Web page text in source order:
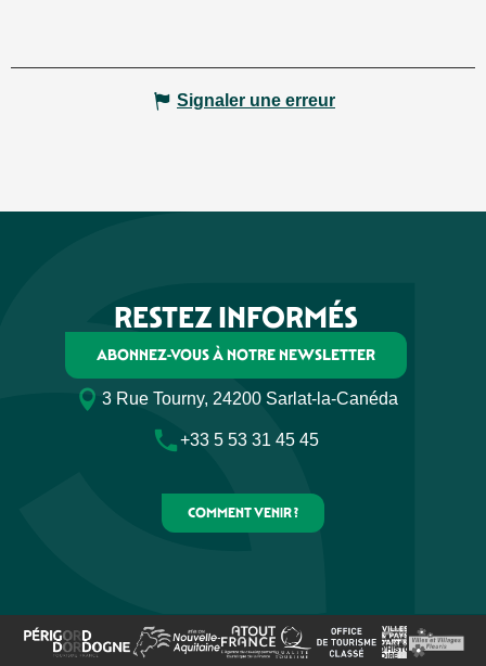
Signaler une erreur
RESTEZ INFORMÉS
ABONNEZ-VOUS À NOTRE NEWSLETTER
3 Rue Tourny, 24200 Sarlat-la-Canéda
+33 5 53 31 45 45
COMMENT VENIR ?